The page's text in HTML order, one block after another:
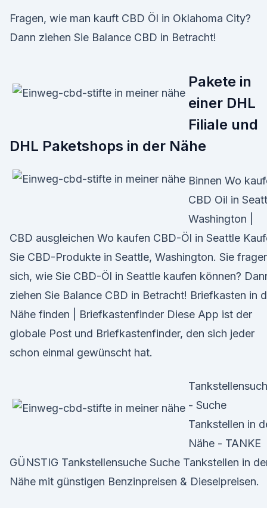
Fragen, wie man kauft CBD Öl in Oklahoma City?
Dann ziehen Sie Balance CBD in Betracht!
Pakete in
einer DHL
Filiale und
DHL Paketshops in der Nähe
Binnen Wo
CBD Oil in
Washington |
CBD ausgleichen Wo kaufen CBD-Öl in Seattle
Sie CBD-Produkte in Seattle, Washington. Sie
sich, wie Sie CBD-Öl in Seattle kaufen können?
ziehen Sie Balance CBD in Betracht! Briefkasten in
Nähe finden | Briefkastenfinder Diese App ist der
globale Post und Briefkastenfinder, den sich jeder
schon einmal gewünscht hat.
- Suche
Tankstellen in
Nähe - TANKE
GÜNSTIG Tankstellensuche Suche Tankstellen in
Nähe mit günstigen Benzinpreisen & Dieselpreisen.